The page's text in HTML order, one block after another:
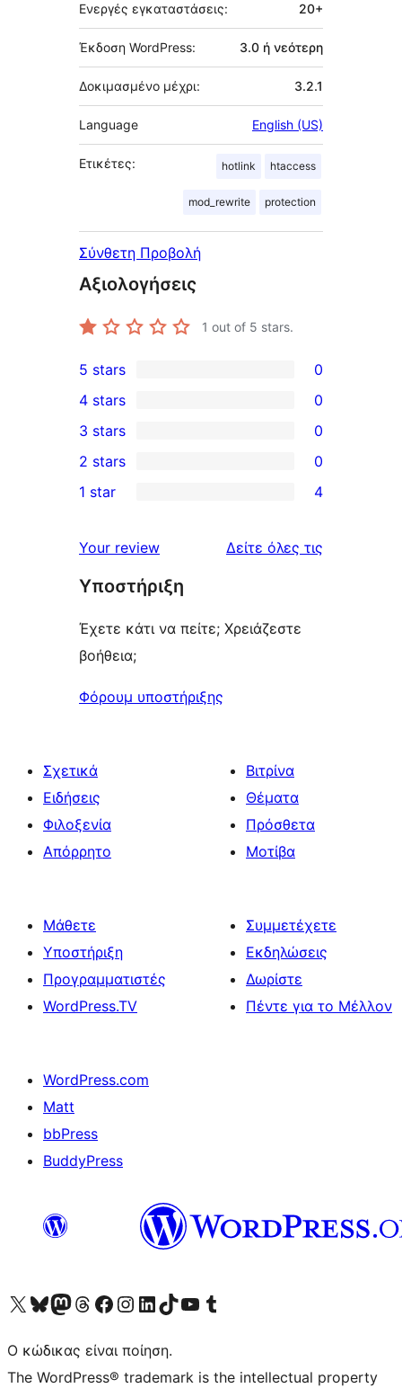
Ενεργές εγκαταστάσεις: 20+
Έκδοση WordPress: 3.0 ή νεότερη
Δοκιμασμένο μέχρι: 3.2.1
Language English (US)
Ετικέτες: hotlink htaccess
mod_rewrite protection
Σύνθετη Προβολή
Αξιολογήσεις
1 out of 5 stars.
0
5-
star
reviews
5 stars 0
4-
star
reviews
4 stars 0
0
3-
star
3 stars 0
2-
reviews
2 stars 0
star
reviews
1 star 4
Your review Δείτε όλες τις
Υποστήριξη
Έχετε κάτι να πείτε; Χρειάζεστε
βοήθεια;
Φόρουμ υποστήριξης
Σχετικά
Ειδήσεις
Φιλοξενία
Απόρρητο
Βιτρίνα
Θέματα
Πρόσθετα
Μοτίβα
Μάθετε
Υποστήριξη
Προγραμματιστές
WordPress.TV
Συμμετέχετε
Εκδηλώσεις
Δωρίστε
Πέντε για το Μέλλον
WordPress.com
Matt
bbPress
BuddyPress
Visit our X (formerly Twitter) account
Visit our Bluesky account
Επισκεφθείτε τον λογαριασμό μας στο Mastodon
Visit our Threads account
Επισκεφτείτε τη σελίδα μας στο Facebook
Επισκεφθείτε τον λογαριασμό μας Instagram
Επισκεφθείτε τον λογαριασμό μας LinkedIn
Visit our TikTok account
Visit our YouTube channel
Visit our Tumblr account
Ο κώδικας είναι ποίηση.
The WordPress® trademark is the intellectual property